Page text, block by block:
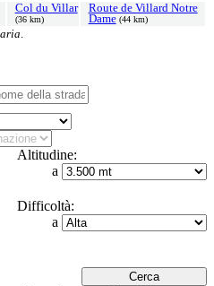
Col du Villar
(36 km)
Route de Villard Notre
Dame (44 km)
.
Altitudine:
a
Difficoltà:
a